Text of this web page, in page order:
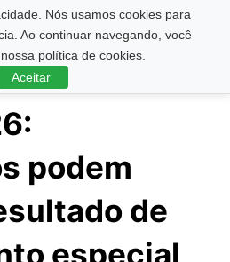
Nós usamos cookies para
Ao continuar navegando, você
política de cookies.
Aceitar
podem
de
especial